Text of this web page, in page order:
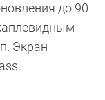
до 90
Экран